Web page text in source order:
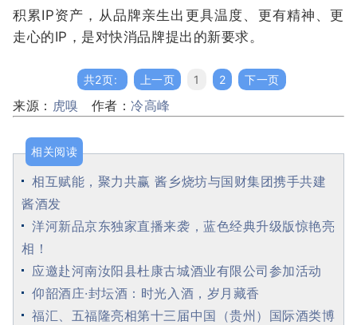
积累IP资产，从品牌亲生出更具温度、更有精神、更
走心的IP，是对快消品牌提出的新要求。
共2页: 上一页 1 2 下一页
来源： 虎嗅 作者：冷高峰
相关阅读
相互赋能，聚力共赢 酱乡烧坊与国财集团携手共建
酱酒发
洋河新品京东独家直播来袭，蓝色经典升级版惊艳亮
相！
应邀赴河南汝阳县杜康古城酒业有限公司参加活动
仰韶酒庄·封坛酒：时光入酒，岁月藏香
福汇、五福隆亮相第十三届中国（贵州）国际酒类博